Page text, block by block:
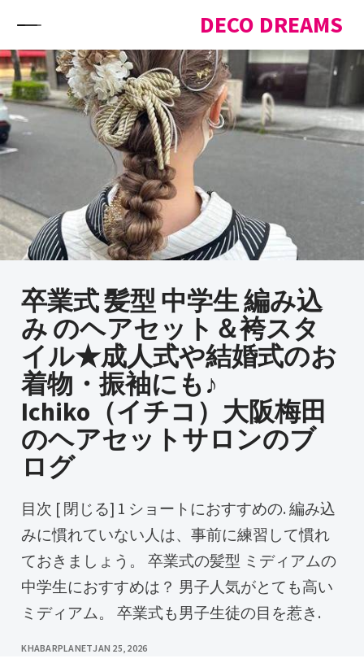
DECO DREAMS
卒業式 髪型 中学生 編み込
み のヘアセット＆袴スタ
イル★成人式や結婚式のお
着物・振袖にも♪
Ichiko（イチコ）大阪梅田
のヘアセットサロンのブ
ログ
目次 [ 閉じる] 1 ショートにおすすめの. 編み込
みに慣れていない人は、事前に練習して慣れ
ておきましょう。 卒業式の髪型 ミディアムの
中学生におすすめは？ 男子人気がとても高い
ミディアム。 卒業式も男子生徒の目を惹き.
KHABARPLANETJAN 25, 2026